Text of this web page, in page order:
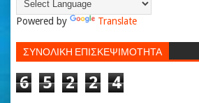
Powered by Translate
ΣΥΝΟΛΙΚΗ ΕΠΙΣΚΕΨΙΜΟΤΗΤΑ
6 5 2 2 4